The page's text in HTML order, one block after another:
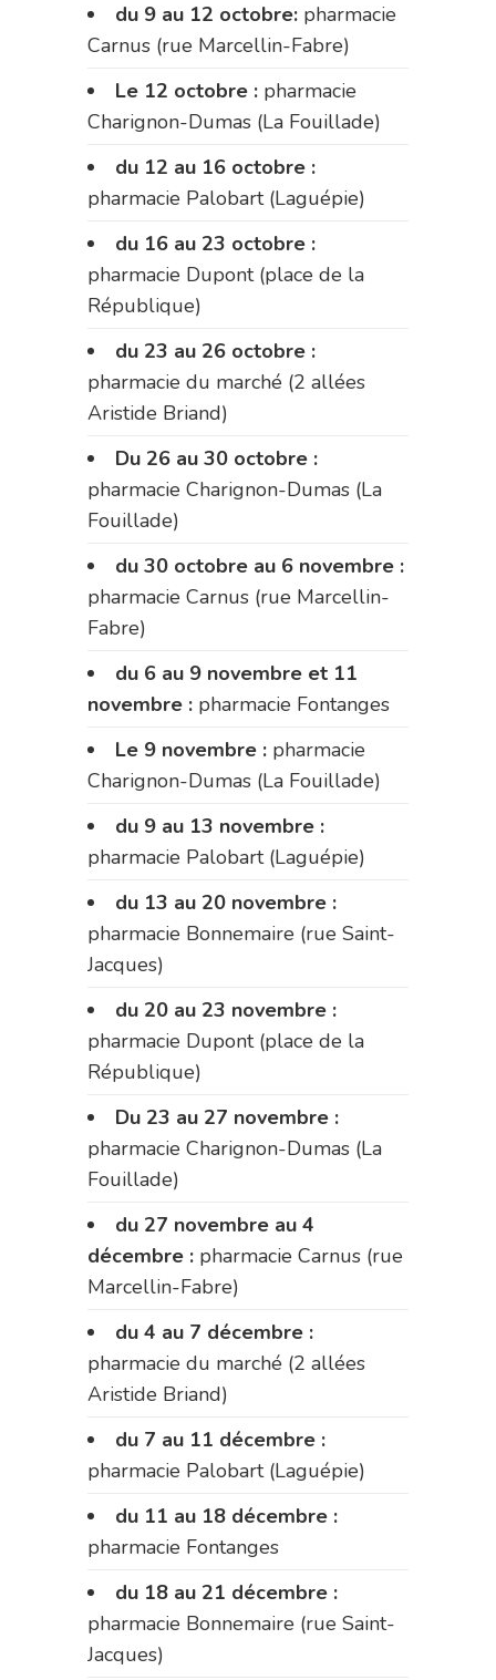
du 9 au 12 octobre: pharmacie
Carnus (rue Marcellin-Fabre)
Le 12 octobre : pharmacie
Charignon-Dumas (La Fouillade)
du 12 au 16 octobre :
pharmacie Palobart (Laguépie)
du 16 au 23 octobre :
pharmacie Dupont (place de la
République)
du 23 au 26 octobre :
pharmacie du marché (2 allées
Aristide Briand)
Du 26 au 30 octobre :
pharmacie Charignon-Dumas (La
Fouillade)
du 30 octobre au 6 novembre :
pharmacie Carnus (rue Marcellin-
Fabre)
du 6 au 9 novembre et 11
novembre : pharmacie Fontanges
Le 9 novembre : pharmacie
Charignon-Dumas (La Fouillade)
du 9 au 13 novembre :
pharmacie Palobart (Laguépie)
du 13 au 20 novembre :
pharmacie Bonnemaire (rue Saint-
Jacques)
du 20 au 23 novembre :
pharmacie Dupont (place de la
République)
Du 23 au 27 novembre :
pharmacie Charignon-Dumas (La
Fouillade)
du 27 novembre au 4
décembre : pharmacie Carnus (rue
Marcellin-Fabre)
du 4 au 7 décembre :
pharmacie du marché (2 allées
Aristide Briand)
du 7 au 11 décembre :
pharmacie Palobart (Laguépie)
du 11 au 18 décembre :
pharmacie Fontanges
du 18 au 21 décembre :
pharmacie Bonnemaire (rue Saint-
Jacques)